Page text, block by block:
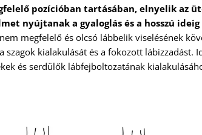
pozícióban tartásában, elnyelik az
nyújtanak a gyaloglás és a hosszú
megfelelő és olcsó lábbelik viselésének
szagok kialakulását és a fokozott lábizzadást.
és serdülők lábfejboltozatának